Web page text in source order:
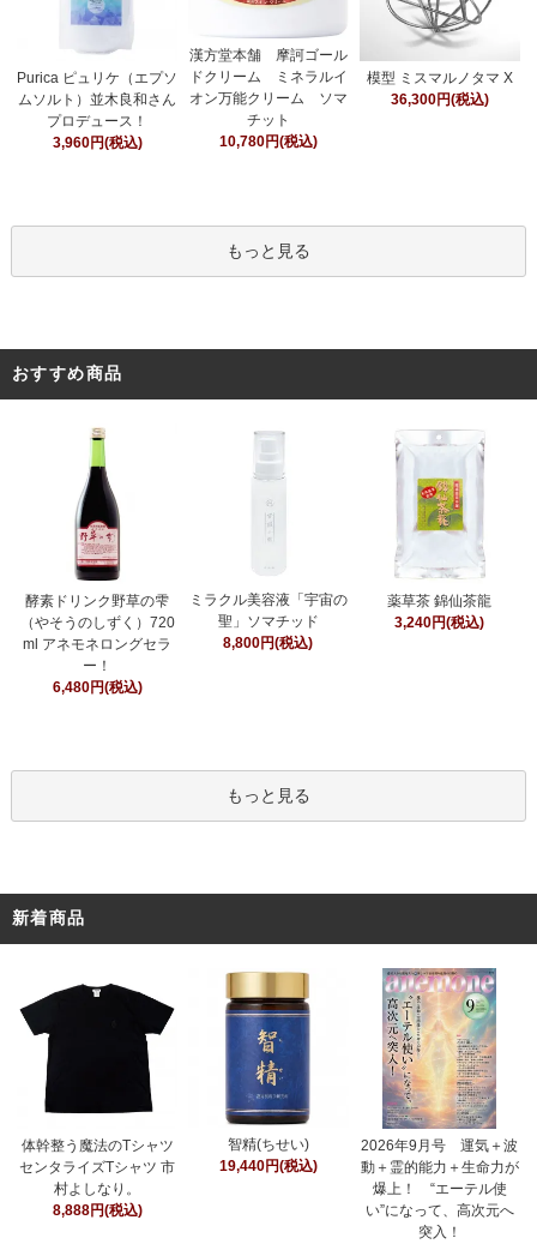
Purica ピュリケ（エプソ
ムソルト）並木良和さん
プロデュース！
3,960円(税込)
漢方堂本舗 摩訶ゴール
ドクリーム ミネラルイ
オン万能クリーム ソマ
チット
10,780円(税込)
模型 ミスマルノタマ X
36,300円(税込)
もっと見る
おすすめ商品
酵素ドリンク野草の雫
（やそうのしずく）720
ml アネモネロングセラ
ー！
6,480円(税込)
ミラクル美容液「宇宙の
聖」ソマチッド
8,800円(税込)
薬草茶 錦仙茶龍
3,240円(税込)
もっと見る
新着商品
体幹整う魔法のTシャツ
センタライズTシャツ 市
村よしなり。
8,888円(税込)
智精(ちせい)
19,440円(税込)
2026年9月号 運気＋波
動＋霊的能力＋生命力が
爆上！ “エーテル使
い”になって、高次元へ
突入！